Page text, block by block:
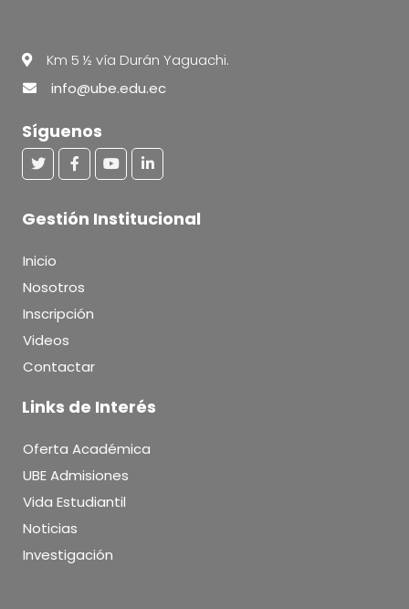
Km 5 ½ vía Durán Yaguachi.
info@ube.edu.ec
Síguenos
Gestión Institucional
Inicio
Nosotros
Inscripción
Videos
Contactar
Links de Interés
Oferta Académica
UBE Admisiones
Vida Estudiantil
Noticias
Investigación